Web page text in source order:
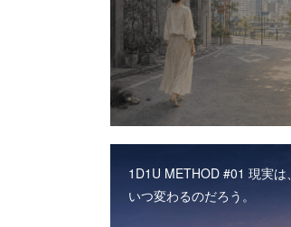
1D1U METHOD #01 現実は、
いつ変わるのだろう。